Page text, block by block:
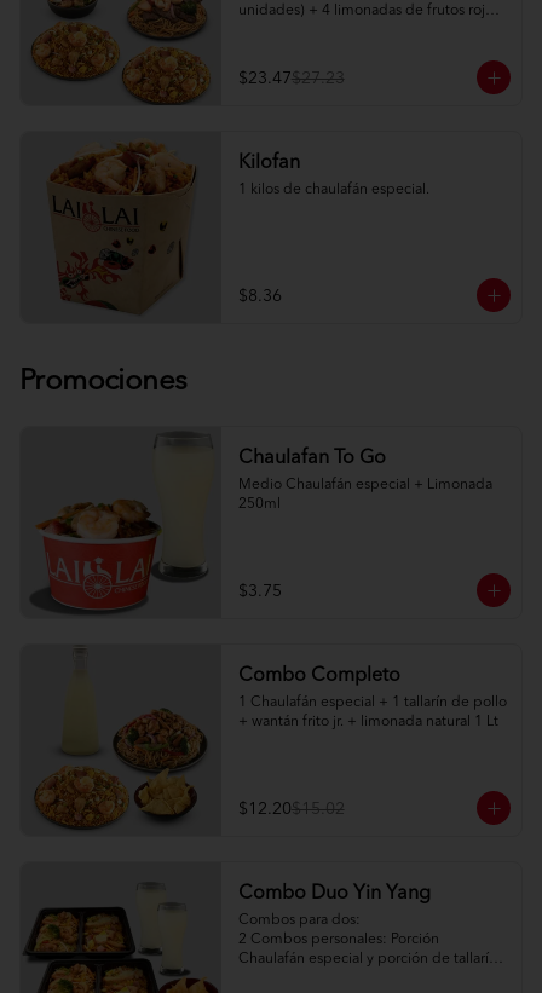
unidades) + 4 limonadas de frutos rojos.
$23.47$27.23
Kilofan
1 kilos de chaulafán especial.
$8.36
Promociones
Chaulafan To Go
Medio Chaulafán especial + Limonada
250ml
$3.75
Combo Completo
1 Chaulafán especial + 1 tallarín de pollo
+ wantán frito jr. + limonada natural 1 Lt
$12.20$15.02
Combo Duo Yin Yang
Combos para dos:
2 Combos personales: Porción
Chaulafán especial y porción de tallarín